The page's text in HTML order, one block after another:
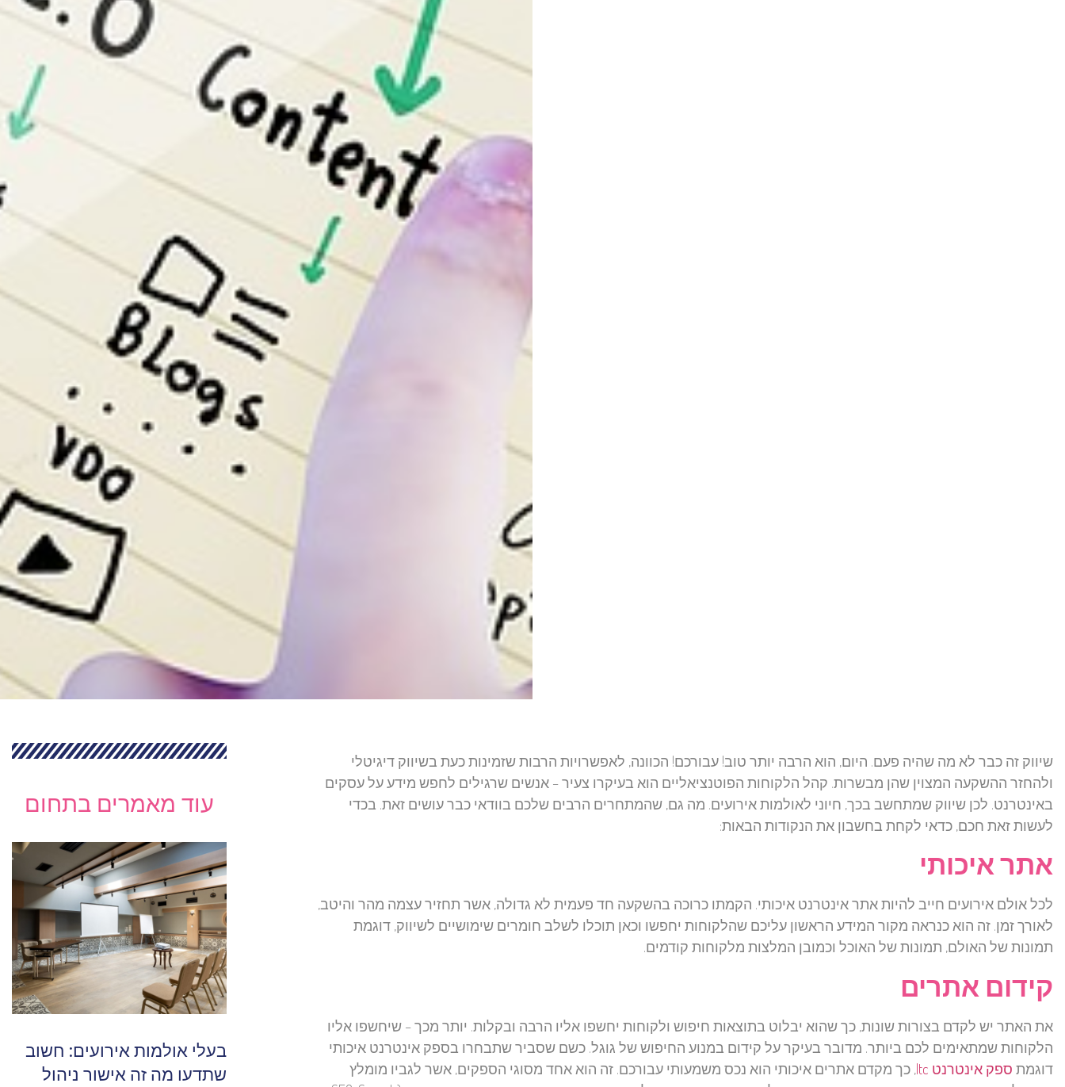
שיווק זה כבר לא מה שהיה פעם. היום, הוא הרבה יותר טוב! עבורכם! הכוונה, לאפשרויות הרבות שזמינות כעת בשיווק דיגיטלי
ולהחזר ההשקעה המצוין שהן מבשרות. קהל הלקוחות הפוטנציאליים הוא בעיקרו צעיר – אנשים שרגילים לחפש מידע על עסקים
באינטרנט. לכן שיווק שמתחשב בכך, חיוני לאולמות אירועים. מה גם, שהמתחרים הרבים שלכם בוודאי כבר עושים זאת. בכדי
לעשות זאת חכם, כדאי לקחת בחשבון את הנקודות הבאות:
אתר איכותי
לכל אולם אירועים חייב להיות אתר אינטרנט איכותי. הקמתו כרוכה בהשקעה חד פעמית לא גדולה, אשר תחזיר עצמה מהר והיטב,
לאורך זמן. זה הוא כנראה מקור המידע הראשון עליכם שהלקוחות יחפשו וכאן תוכלו לשלב חומרים שימושיים לשיווק, דוגמת
תמונות של האולם, תמונות של האוכל וכמובן המלצות מלקוחות קודמים.
קידום אתרים
את האתר יש לקדם בצורות שונות, כך שהוא יבלוט בתוצאות חיפוש ולקוחות יחשפו אליו הרבה ובקלות. יותר מכך – שיחשפו אליו
הלקוחות שמתאימים לכם ביותר. מדובר בעיקר על קידום במנוע החיפוש של גוגל. כשם שסביר שתבחרו בספק אינטרנט איכותי
דוגמת ספק אינטרנט Itc
, כך מקדם אתרים איכותי הוא נכס משמעותי עבורכם. זה הוא אחד מסוגי הספקים, אשר לגביו מומלץ
עוד מאמרים בתחום
בעלי אולמות אירועים: חשוב
שתדעו מה זה אישור ניהול